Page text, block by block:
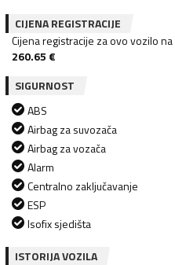
CIJENA REGISTRACIJE
Cijena registracije za ovo vozilo
260.65 €
SIGURNOST
ABS
Airbag za suvozača
Airbag za vozača
Alarm
Centralno zaključavanje
ESP
Isofix sjedišta
ISTORIJA VOZILA